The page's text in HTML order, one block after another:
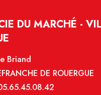
DU MARCHÉ -
Briand
DE ROUERGUE